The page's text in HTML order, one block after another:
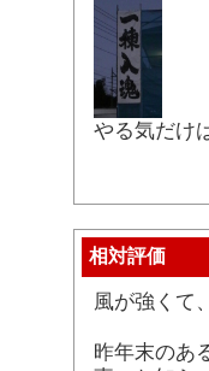
やる気だけ
相対評価
風が強くて
昨年末のあ